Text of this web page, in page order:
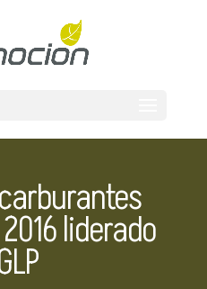
liderado